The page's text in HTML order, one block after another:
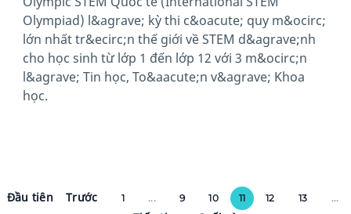
Olympiad) l&agrave; kỳ thi c&oacute; quy m&ocirc;
lớn nhất tr&ecirc;n thế giới về STEM d&agrave;nh
cho học sinh từ lớp 1 đến lớp 12 với 3 m&ocirc;n
l&agrave; Tin học, To&aacute;n v&agrave; Khoa
học.
Đầu tiên Trước 1 ... 9 10 11 12 13
...